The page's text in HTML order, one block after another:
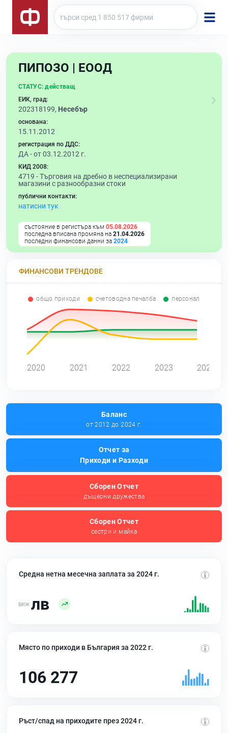
ПИПОЗО | ЕООД
СТАТУС: действащ
ЕИК, град:
202318199, Несебър
основана:
15.11.2012
регистрация по ДДС:
ДА - от 03.12.2012 г.
КИД 2008:
4719 -Търговия на дребно в неспециализирани
магазини с разнообразни стоки
публични контакти:
натисни тук
състояние в регистъра към 05.08.2026
последна вписана промяна на 21.04.2026
последни финансови данни за 2024
ФИНАНСОВИ ТРЕНДОВЕ
общо приходи счетоводна печалба персонал
2020 2021 2022 2023 2024
Баланс
от 2012 до 2024 г.
Отчет за
Приходи и Разходи
Сборен Отчет
дъщерни дружества
Сборен Отчет
сестри и майка
Средна нетна месечна заплата за 2024 г.
лв
Място по приходи в България за 2022 г.
106 277
Ръст/спад на приходите през 2024 г.